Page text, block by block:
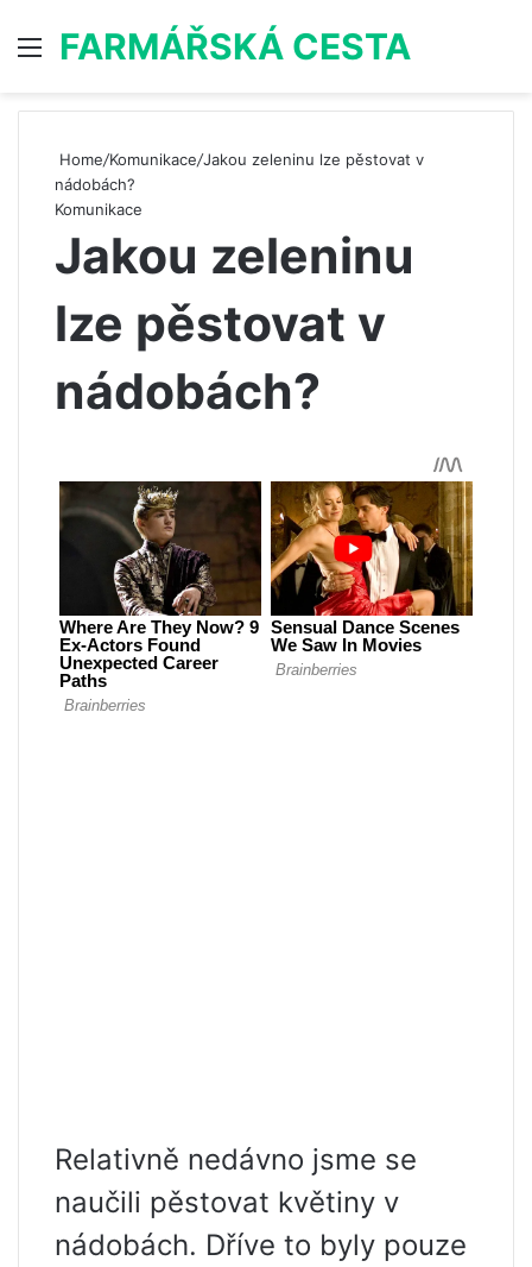
Menu
FARMÁŘSKÁ CESTA
Home/Komunikace/Jakou zeleninu lze pěstovat v
nádobách?
Komunikace
Jakou zeleninu
lze pěstovat v
nádobách?
Relativně nedávno jsme se
naučili pěstovat květiny v
nádobách. Dříve to byly pouze